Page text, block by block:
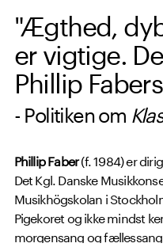
"Ægthed,
er vigtige.
Phillip
- Politiken om
Phillip Faber(f. 1984) er
Det Kgl. Danske
Musikhögskolan i
Pigekoret og ikke mindst
morgensang og